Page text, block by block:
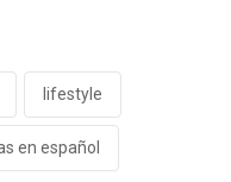
lifestyle
en español